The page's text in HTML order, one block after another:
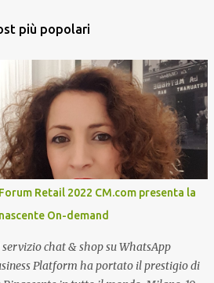
più popolari
Retail 2022 CM.com presenta la
On-demand
chat & shop su WhatsApp
Platform ha portato il prestigio di